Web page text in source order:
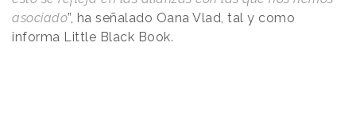
asociado”, ha señalado Oana Vlad, tal y como
informa Little Black Book.